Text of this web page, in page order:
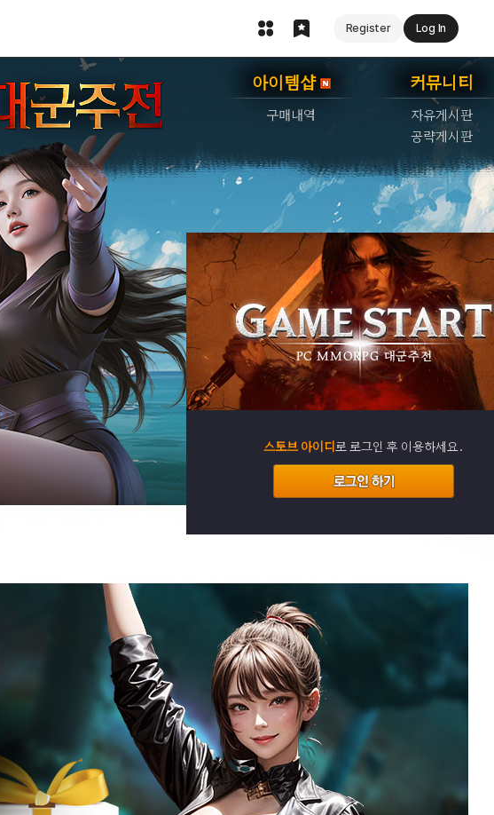
Register Log In
아이템샵
구매내역
커뮤니티
자유게시판
공략게시판
스토브 아이디로 로그인 후 이용하세요.